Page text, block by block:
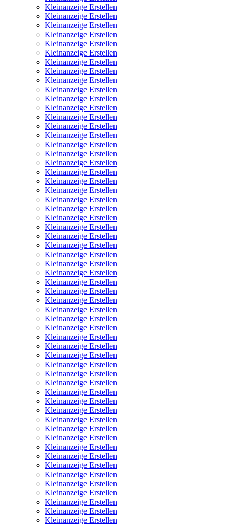
Kleinanzeige Erstellen
Kleinanzeige Erstellen
Kleinanzeige Erstellen
Kleinanzeige Erstellen
Kleinanzeige Erstellen
Kleinanzeige Erstellen
Kleinanzeige Erstellen
Kleinanzeige Erstellen
Kleinanzeige Erstellen
Kleinanzeige Erstellen
Kleinanzeige Erstellen
Kleinanzeige Erstellen
Kleinanzeige Erstellen
Kleinanzeige Erstellen
Kleinanzeige Erstellen
Kleinanzeige Erstellen
Kleinanzeige Erstellen
Kleinanzeige Erstellen
Kleinanzeige Erstellen
Kleinanzeige Erstellen
Kleinanzeige Erstellen
Kleinanzeige Erstellen
Kleinanzeige Erstellen
Kleinanzeige Erstellen
Kleinanzeige Erstellen
Kleinanzeige Erstellen
Kleinanzeige Erstellen
Kleinanzeige Erstellen
Kleinanzeige Erstellen
Kleinanzeige Erstellen
Kleinanzeige Erstellen
Kleinanzeige Erstellen
Kleinanzeige Erstellen
Kleinanzeige Erstellen
Kleinanzeige Erstellen
Kleinanzeige Erstellen
Kleinanzeige Erstellen
Kleinanzeige Erstellen
Kleinanzeige Erstellen
Kleinanzeige Erstellen
Kleinanzeige Erstellen
Kleinanzeige Erstellen
Kleinanzeige Erstellen
Kleinanzeige Erstellen
Kleinanzeige Erstellen
Kleinanzeige Erstellen
Kleinanzeige Erstellen
Kleinanzeige Erstellen
Kleinanzeige Erstellen
Kleinanzeige Erstellen
Kleinanzeige Erstellen
Kleinanzeige Erstellen
Kleinanzeige Erstellen
Kleinanzeige Erstellen
Kleinanzeige Erstellen
Kleinanzeige Erstellen
Kleinanzeige Erstellen